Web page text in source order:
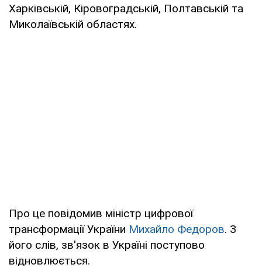
Харківській, Кіровоградській, Полтавській та
Миколаївській областях.
Про це повідомив міністр цифрової
трансформації України Михайло Федоров. З
його слів, зв'язок в Україні поступово
відновлюється.